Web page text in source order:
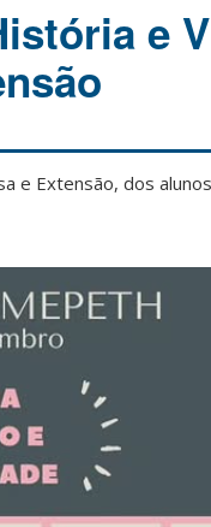
e
e Extensão, dos